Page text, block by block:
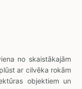
no skaistākajām
ar cilvēka rokām
objektiem un